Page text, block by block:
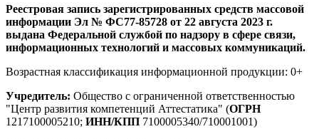
Реестровая запись зарегистрированных средств массовой
информации Эл № ФС77-85728 от 22 августа 2023 г.
выдана Федеральной службой по надзору в сфере связи,
информационных технологий и массовых коммуникаций.
Возрастная классификация информационной продукции: 0+
Учредитель: Общество с ограниченной ответственностью
"Центр развития компетенций Аттестатика" (ОГРН
1217100005210; ИНН/КПП 7100005340/710001001)